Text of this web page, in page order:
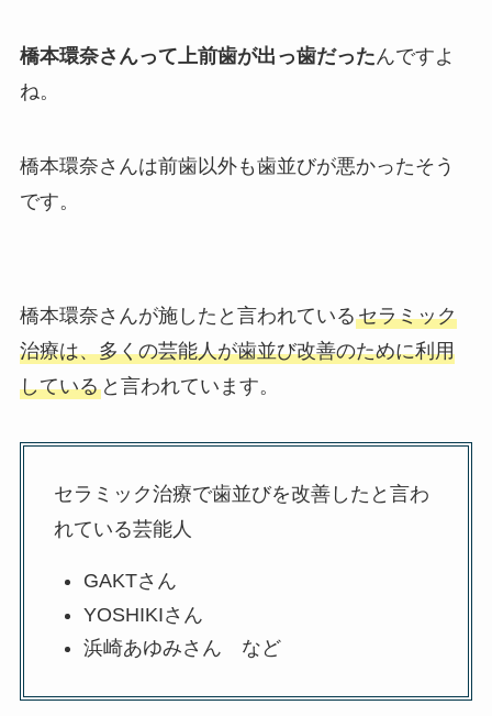
橋本環奈さんって上前歯が出っ歯だったんですよ
ね。
橋本環奈さんは前歯以外も歯並びが悪かったそう
です。
橋本環奈さんが施したと言われているセラミック
治療は、多くの芸能人が歯並び改善のために利用
していると言われています。
セラミック治療で歯並びを改善したと言わ
れている芸能人
GAKTさん
YOSHIKIさん
浜崎あゆみさん など